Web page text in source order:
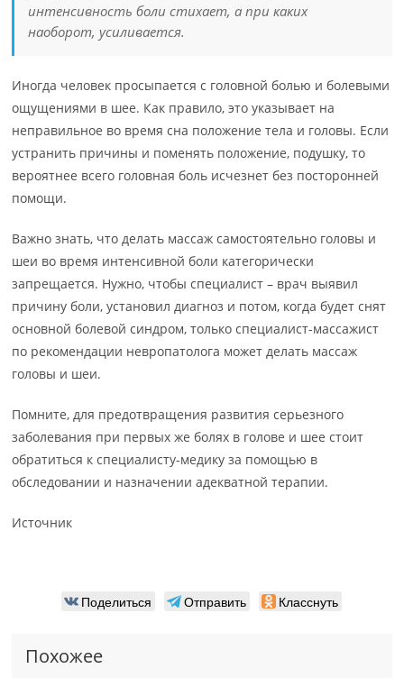
интенсивность боли стихает, а при каких
наоборот, усиливается.
Иногда человек просыпается с головной болью и болевыми
ощущениями в шее. Как правило, это указывает на
неправильное во время сна положение тела и головы. Если
устранить причины и поменять положение, подушку, то
вероятнее всего головная боль исчезнет без посторонней
помощи.
Важно знать, что делать массаж самостоятельно головы и
шеи во время интенсивной боли категорически
запрещается. Нужно, чтобы специалист – врач выявил
причину боли, установил диагноз и потом, когда будет снят
основной болевой синдром, только специалист-массажист
по рекомендации невропатолога может делать массаж
головы и шеи.
Помните, для предотвращения развития серьезного
заболевания при первых же болях в голове и шее стоит
обратиться к специалисту-медику за помощью в
обследовании и назначении адекватной терапии.
Источник
Поделиться Отправить Класснуть
Похожее